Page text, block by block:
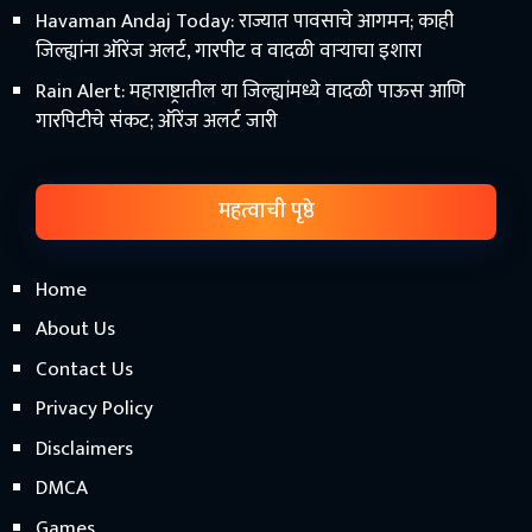
Havaman Andaj Today: राज्यात पावसाचे आगमन; काही
जिल्ह्यांना ऑरेंज अलर्ट, गारपीट व वादळी वाऱ्याचा इशारा
Rain Alert: महाराष्ट्रातील या जिल्ह्यांमध्ये वादळी पाऊस आणि
गारपिटीचे संकट; ऑरेंज अलर्ट जारी
महत्वाची पृष्ठे
Home
About Us
Contact Us
Privacy Policy
Disclaimers
DMCA